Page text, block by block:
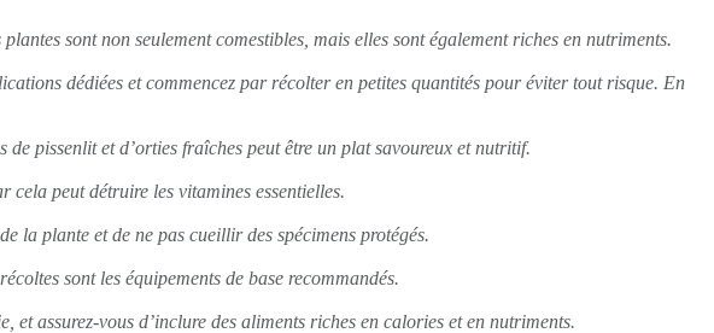
sont non seulement comestibles, mais elles sont également riches en nutriments.
dédiées et commencez par récolter en petites quantités pour éviter tout risque. En
de pissenlit et d’orties fraîches peut être un plat savoureux et nutritif.
cela peut détruire les vitamines essentielles.
la plante et de ne pas cueillir des spécimens protégés.
sont les équipements de base recommandés.
assurez-vous d’inclure des aliments riches en calories et en nutriments.